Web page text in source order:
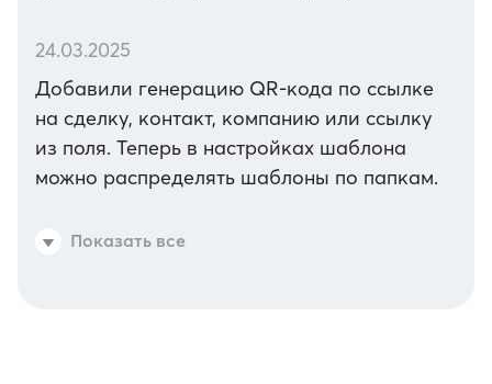
24.03.2025
Добавили генерацию QR-кода по ссылке
на сделку, контакт, компанию или ссылку
из поля. Теперь в настройках шаблона
можно распределять шаблоны по папкам.
Показать все